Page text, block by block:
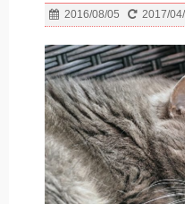
2016/08/05 2017/